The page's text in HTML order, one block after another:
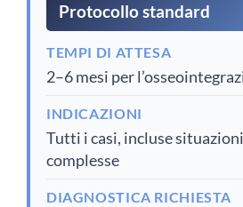
Protocollo standard
TEMPI DI ATTESA
2–6 mesi per
INDICAZIONI
Tutti i casi, incluse
complesse
DIAGNOSTICA RICHIESTA